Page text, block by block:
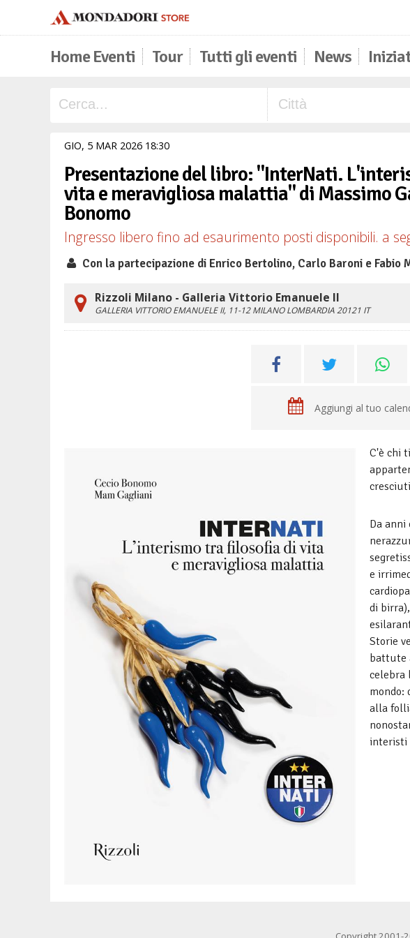
Home Eventi Tour Tutti gli eventi News
GIO, 5 MAR 2026 1830
Presentazione del libro: "InterNati.
vita e meravigliosa malattia" di Massimo
Bonomo
Ingresso libero fino ad esaurimento posti disponibili. a
Con la partecipazione di Enrico Bertolino, Carlo Baroni e Fabio
Rizzoli Milano - Galleria Vittorio Emanuele II
GALLERIA VITTORIO EMANUELE II, 11-12MILANO LOMBARDIA20121 IT
Aggiungi al tuo
C'è chi
Da anni
e
di
Storie
battute
celebra
alla
interisti